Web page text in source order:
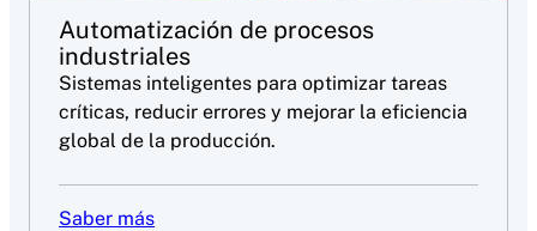
Automatización de procesos
industriales
Sistemas inteligentes para optimizar tareas
críticas, reducir errores y mejorar la eficiencia
global de la producción.
Saber más